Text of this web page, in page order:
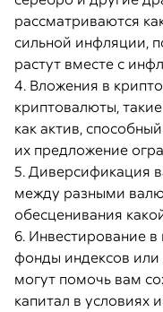
рассматриваются
сильной инфляции,
растут вместе с
4. Вложения в
криптовалюты,
как актив,
их предложение
5. Диверсификация
между разными
обесценивания
6. Инвестирование
фонды индексов
могут помочь вам
капитал в условиях